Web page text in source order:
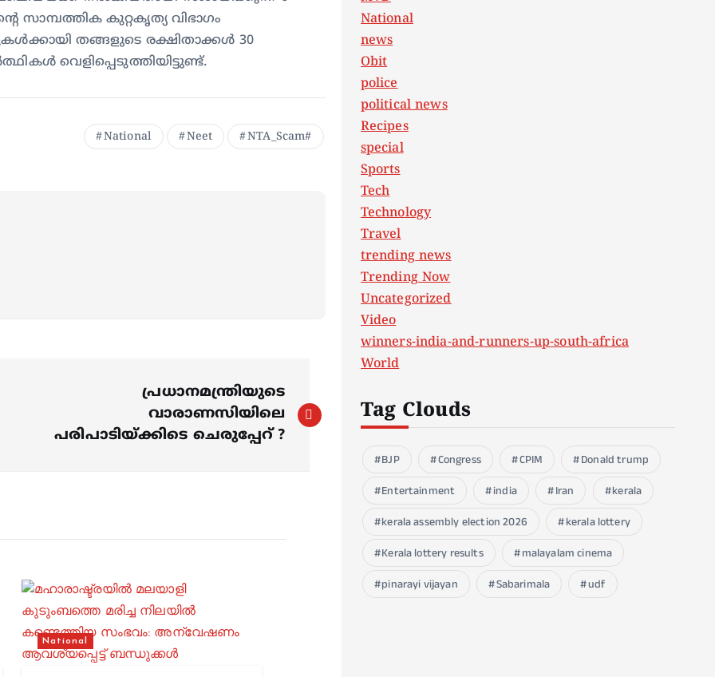
സാമ്പത്തിക കുറ്റകൃത്യ വിഭാഗം
തങ്ങളുടെ രക്ഷിതാക്കൾ 30
വെളിപ്പെടുത്തിയിട്ടുണ്ട്.
National Neet NTA_Scam#
പ്രധാനമന്ത്രിയുടെ
വാരാണസിയിലെ
പരിപാടിയ്ക്കിടെ ചെരുപ്പേറ് ?
National
National
news
Obit
police
political news
Recipes
special
Sports
Tech
Technology
Travel
trending news
Trending Now
Uncategorized
Video
winners-india-and-runners-up-south-africa
World
Tag Clouds
BJP Congress CPIM
Donald trump
Entertainment
india Iran
kerala
kerala assembly election 2026
kerala lottery
Kerala lottery results
malayalam cinema
pinarayi vijayan
Sabarimala udf